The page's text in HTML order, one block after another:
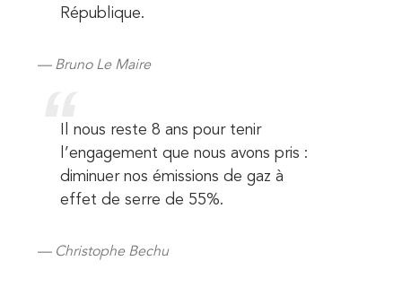
République.
Bruno Le Maire
Il nous reste 8 ans pour tenir
l’engagement que nous avons pris :
diminuer nos émissions de gaz à
effet de serre de 55%.
Christophe Bechu